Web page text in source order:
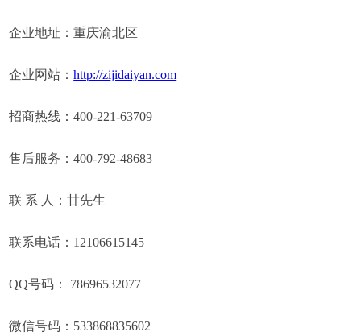
企业地址：重庆渝北区
企业网站：http://zijidaiyan.com
招商热线：400-221-63709
售后服务：400-792-48683
联 系 人：甘先生
联系电话：12106615145
QQ号码： 78696532077
微信号码：533868835602